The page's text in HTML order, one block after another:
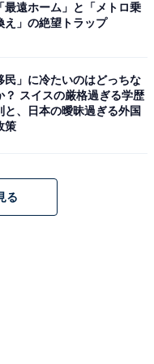
あるのが「
最遠ホーム」と「メトロ乗
え」の絶望トラップ
民」に冷たいのはどっちな
？ スイスの厳格過ぎる学歴
と、日本の曖昧過ぎる外国
策
る